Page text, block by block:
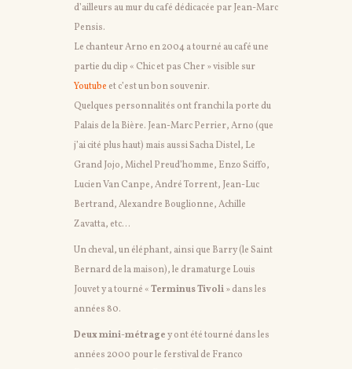
d’ailleurs au mur du café dédicacée par Jean-Marc
Pensis.
Le chanteur Arno en 2004 a tourné au café une
partie du clip « Chic et pas Cher » visible sur
Youtube et c’est un bon souvenir.
Quelques personnalités ont franchi la porte du
Palais de la Bière. Jean-Marc Perrier, Arno (que
j’ai cité plus haut) mais aussi Sacha Distel, Le
Grand Jojo, Michel Preud’homme, Enzo Sciffo,
Lucien Van Canpe, André Torrent, Jean-Luc
Bertrand, Alexandre Bouglionne, Achille
Zavatta, etc…
Un cheval, un éléphant, ainsi que Barry (le Saint
Bernard de la maison), le dramaturge Louis
Jouvet y a tourné «Terminus Tivoli» dans les
années 80.
Deux mini-métragey ont été tourné dans les
années 2000 pour le ferstival de Franco